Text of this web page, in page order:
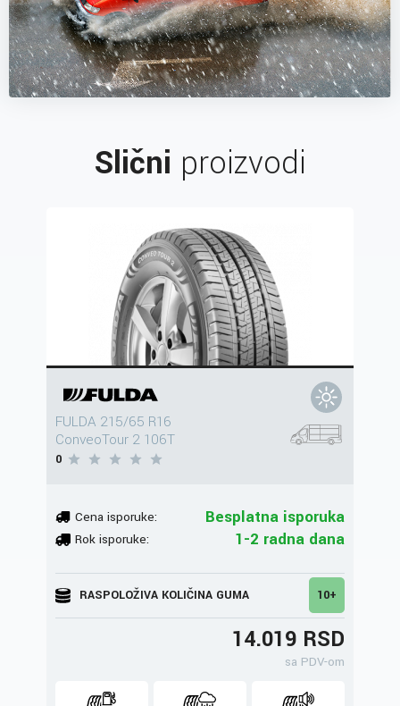
Slični proizvodi
FULDA 215/65 R16
ConveoTour 2 106T
0
Cena isporuke: Besplatna isporuka
Rok isporuke: 1-2 radna dana
RASPOLOŽIVA KOLIČINA GUMA 10+
14.019 RSD
sa PDV-om